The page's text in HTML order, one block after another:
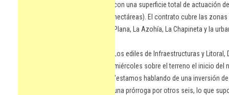
con una superficie total de actuación
hectáreas). El contrato cubre las
Plana, La Azohía, La Chapineta y la
Los ediles de Infraestructuras y
miércoles sobre el terreno el inicio del
"estamos hablando de una inversión
una prórroga por otros seis, lo que